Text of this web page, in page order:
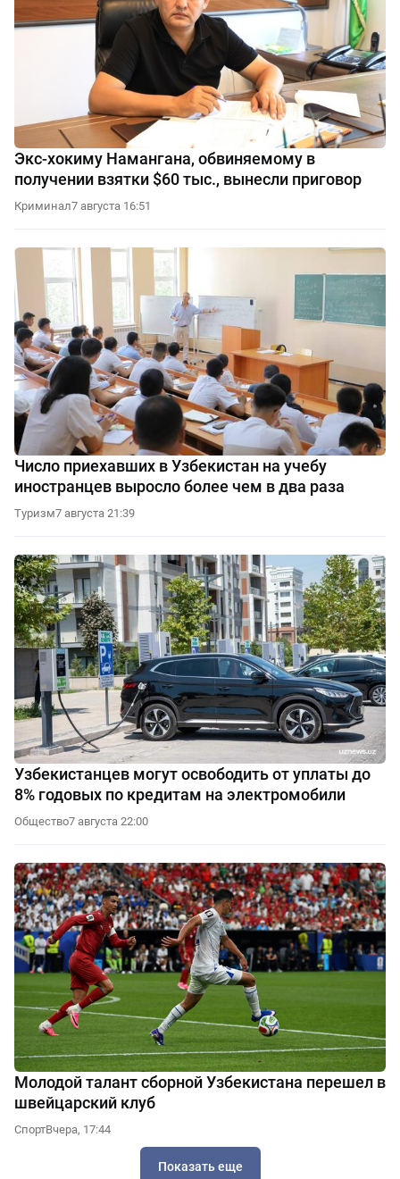
Экс-хокиму Намангана, обвиняемому в
получении взятки $60 тыс., вынесли приговор
Криминал7 августа 16:51
Число приехавших в Узбекистан на учебу
иностранцев выросло более чем в два раза
Туризм7 августа 21:39
Узбекистанцев могут освободить от уплаты до
8% годовых по кредитам на электромобили
Общество7 августа 22:00
Молодой талант сборной Узбекистана перешел в
швейцарский клуб
СпортВчера, 17:44
Показать еще